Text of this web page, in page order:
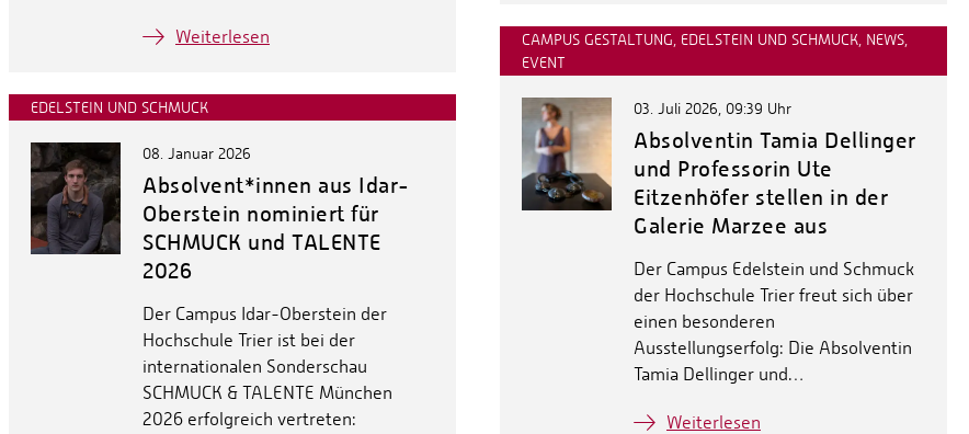
Weiterlesen
EDELSTEIN UND SCHMUCK
08. Januar 2026
Absolvent*innen aus Idar-
Oberstein nominiert für
SCHMUCK und TALENTE
2026
Der Campus Idar-Oberstein der
Hochschule Trier ist bei der
internationalen Sonderschau
SCHMUCK & TALENTE München
2026 erfolgreich vertreten:
CAMPUS GESTALTUNG, EDELSTEIN UND SCHMUCK, NEWS,
EVENT
03. Juli 2026, 09:39 Uhr
Absolventin Tamia Dellinger
und Professorin Ute
Eitzenhöfer stellen in der
Galerie Marzee aus
Der Campus Edelstein und Schmuck
der Hochschule Trier freut sich über
einen besonderen
Ausstellungserfolg: Die Absolventin
Tamia Dellinger und…
Weiterlesen